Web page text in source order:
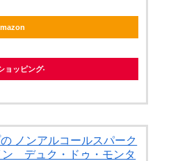
ョッピング
ノンアルコールスパーク
ン デュク・ドゥ・モンタ